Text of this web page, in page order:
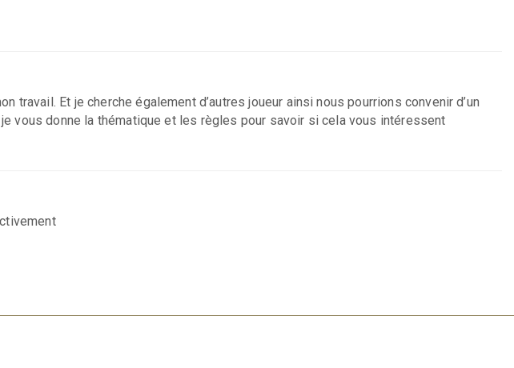
travail. Et je cherche également d’autres joueur ainsi nous pourrions convenir d’un
vous donne la thématique et les règles pour savoir si cela vous intéressent